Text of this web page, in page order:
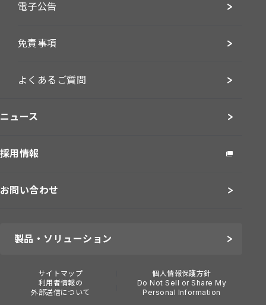
電子公告
免責事項
よくあるご質問
ニュース
採用情報
お問い合わせ
製品・ソリューション
サイトマップ
個人情報保護方針
利用者情報の
外部送信について
Do Not Sell or Share My
Personal Information